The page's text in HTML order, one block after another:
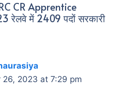
CR Apprentice
रेलवे में 2409 पदों सरकारी
26, 2023 at 7:29 pm